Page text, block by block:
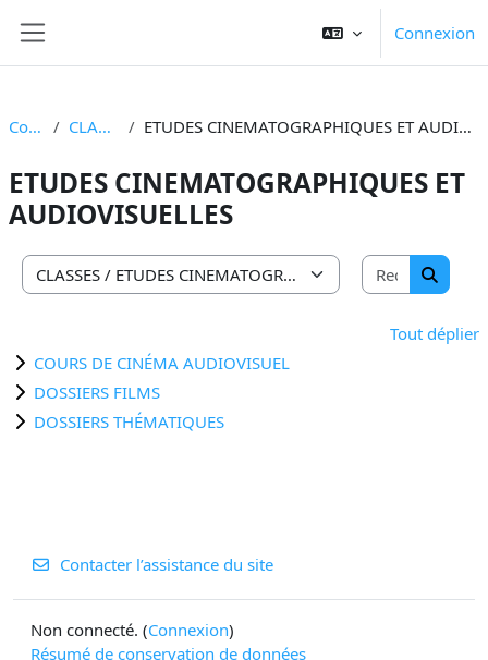
Connexion
Cours CLASSES ETUDES CINEMATOGRAPHIQUES ET AUDIOVISUELLES
ETUDES CINEMATOGRAPHIQUES ET
AUDIOVISUELLES
Catégories de cours
Tout déplier
COURS DE CINÉMA AUDIOVISUEL
DOSSIERS FILMS
DOSSIERS THÉMATIQUES
Contacter l’assistance du site
Non connecté. (Connexion)
Résumé de conservation de données